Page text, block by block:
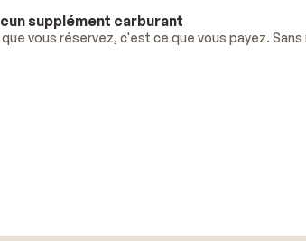
supplément carburant
vous réservez, c'est ce que vous payez.